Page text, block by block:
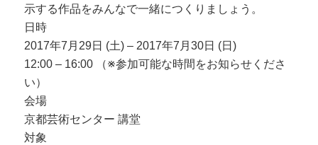
示する作品をみんなで一緒につくりましょう。
日時
2017年7月29日 (土) – 2017年7月30日 (日)
12:00 – 16:00 （※参加可能な時間をお知らせくださ
い）
会場
京都芸術センター 講堂
対象